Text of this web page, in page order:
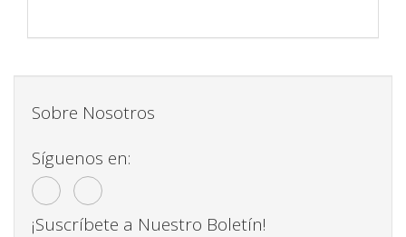
Sobre Nosotros
Síguenos en:
¡Suscríbete a Nuestro Boletín!